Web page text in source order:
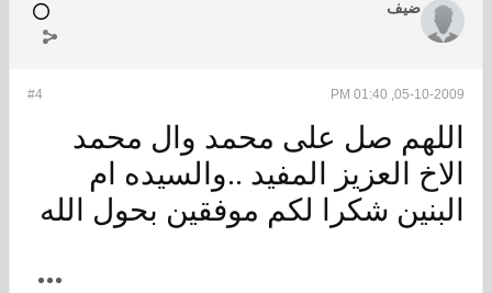
ضيف
#4 05-10-2009, 01:40 PM
اللهم صل على محمد وال محمد
الاخ العزيز المفيد ..والسيده ام
البنين شكرا لكم موفقين بحول الله